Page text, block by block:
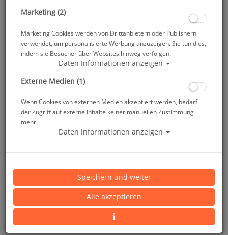
Smart-stamp - Größe: 38 x 14 mm - Farbe:
Artikelnr.: base-623
Marketing (2)
Marketing Cookies werden von Drittanbietern oder Publishern
verwendet, um personalisierte Werbung anzuzeigen. Sie tun dies,
indem sie Besucher über Websites hinweg verfolgen.
Daten Informationen anzeigen
Externe Medien (1)
Wenn Cookies von externen Medien akzeptiert werden, bedarf
der Zugriff auf externe Inhalte keiner manuellen Zustimmung
mehr.
Daten Informationen anzeigen
Speichern und weiter
Alle akzeptieren